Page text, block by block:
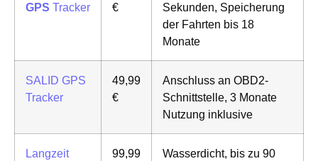
GPS Tracker
€
Sekunden, Speicherung
der Fahrten bis 18
Monate
SALID GPS
Tracker
49,99
€
Anschluss an OBD2-
Schnittstelle, 3 Monate
Nutzung inklusive
Langzeit
99,99
Wasserdicht, bis zu 90